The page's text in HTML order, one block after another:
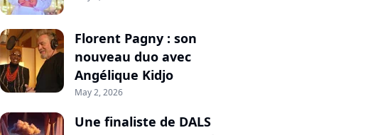
Florent Pagny : son
nouveau duo avec
Angélique Kidjo
May 2, 2026
Une finaliste de DALS